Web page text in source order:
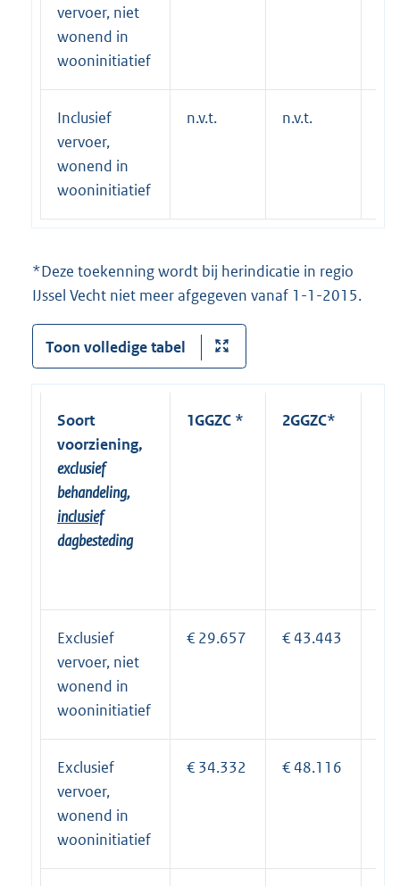
vervoer, niet
wonend in
wooninitiatief
Inclusief
vervoer,
wonend in
wooninitiatief
n.v.t. n.v.t.
*Deze toekenning wordt bij herindicatie in regio
IJssel Vecht niet meer afgegeven vanaf 1-1-2015.
Toon volledige tabel
Soort
voorziening,
exclusief
behandeling,
inclusief
dagbesteding
1GGZC * 2GGZC*
Exclusief
vervoer, niet
wonend in
wooninitiatief
€ 29.657 € 43.443
Exclusief
vervoer,
wonend in
wooninitiatief
€ 34.332 € 48.116